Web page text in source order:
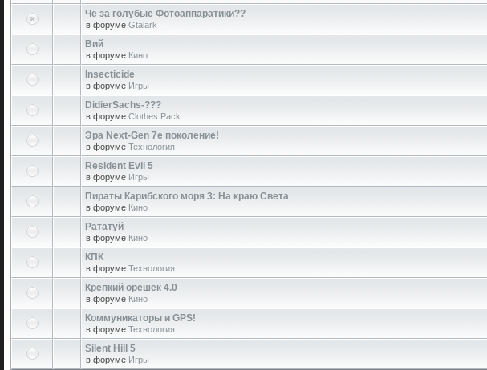
Чё за голубые Фотоаппаратики??
в форуме Gtalark
Вий
в форуме Кино
Insecticide
в форуме Игры
DidierSachs-???
в форуме Clothes Pack
Эра Next-Gen 7е поколение!
в форуме Технология
Resident Evil 5
в форуме Игры
Пираты Карибского моря 3: На краю Света
в форуме Кино
Рататуй
в форуме Кино
КПК
в форуме Технология
Крепкий орешек 4.0
в форуме Кино
Коммуникаторы и GPS!
в форуме Технология
Silent Hill 5
в форуме Игры